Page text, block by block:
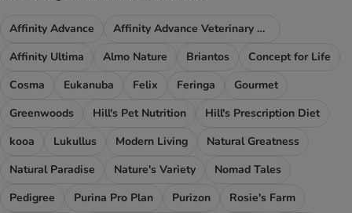
Affinity Advance
Affinity Advance Veterinary Diets
Affinity Ultima
Almo Nature Briantos
Concept for Life
Cosma
Eukanuba Felix Feringa
Gourmet
Greenwoods
Hill's Pet Nutrition
Hill's Prescription Diet
kooa
Lukullus Modern Living
Natural Greatness
Natural Paradise
Nature's Variety
Nomad Tales
Pedigree
Purina Pro Plan Purizon
Rosie's Farm